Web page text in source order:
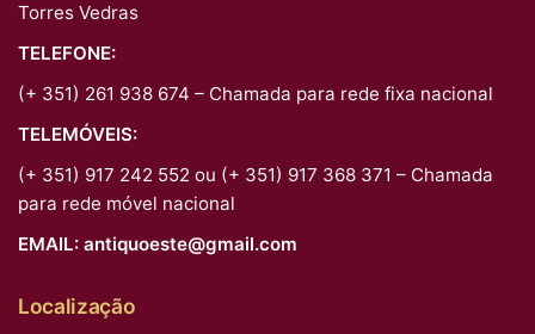
Torres Vedras
TELEFONE:
(+ 351) 261 938 674 – Chamada para rede fixa nacional
TELEMÓVEIS:
(+ 351) 917 242 552 ou (+ 351) 917 368 371 – Chamada
para rede móvel nacional
EMAIL: antiquoeste@gmail.com
Localização